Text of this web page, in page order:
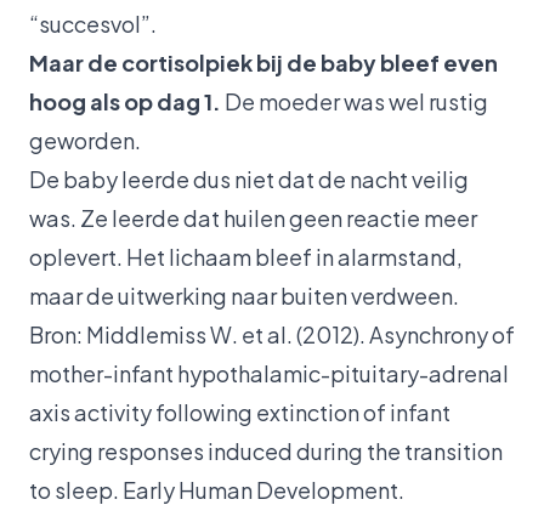
“succesvol”.
Maar de cortisolpiek bij de baby bleef even
hoog als op dag 1. De moeder was wel rustig
geworden.
De baby leerde dus niet dat de nacht veilig
was. Ze leerde dat huilen geen reactie meer
oplevert. Het lichaam bleef in alarmstand,
maar de uitwerking naar buiten verdween.
Bron: Middlemiss W. et al. (2012). Asynchrony of
mother-infant hypothalamic-pituitary-adrenal
axis activity following extinction of infant
crying responses induced during the transition
to sleep. Early Human Development.